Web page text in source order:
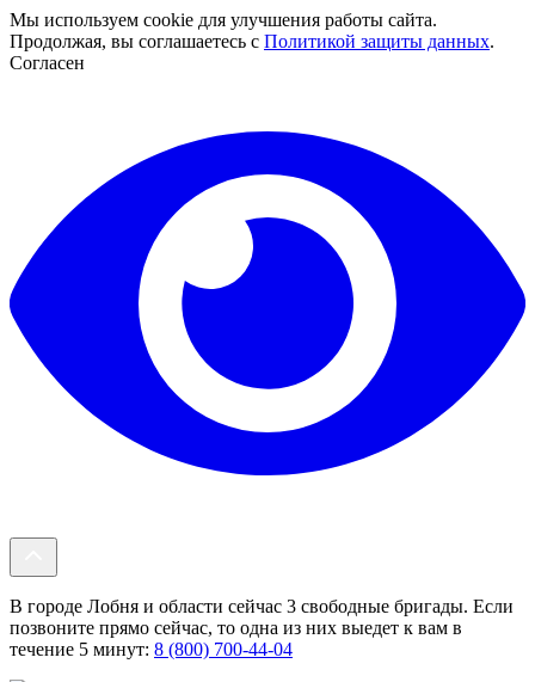
Мы используем cookie для улучшения работы сайта.
Продолжая, вы соглашаетесь с Политикой защиты данных.
Согласен
В городе Лобня и области сейчас 3 свободные бригады. Если
позвоните прямо сейчас, то одна из них выедет к вам в
течение 5 минут: 8 (800) 700-44-04